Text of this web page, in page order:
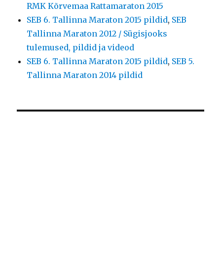
RMK Kõrvemaa Rattamaraton 2015
SEB 6. Tallinna Maraton 2015 pildid, SEB
Tallinna Maraton 2012 / Sügisjooks
tulemused, pildid ja videod
SEB 6. Tallinna Maraton 2015 pildid, SEB 5.
Tallinna Maraton 2014 pildid